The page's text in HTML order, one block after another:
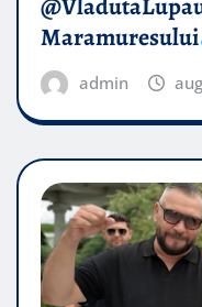
Maramuresului
admin